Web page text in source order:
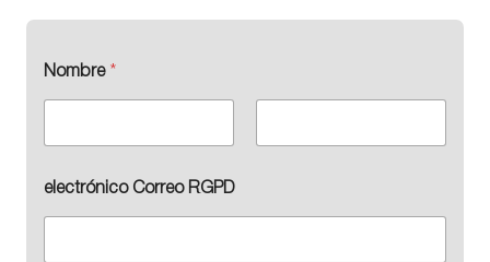
Nombre *
electrónico Correo RGPD